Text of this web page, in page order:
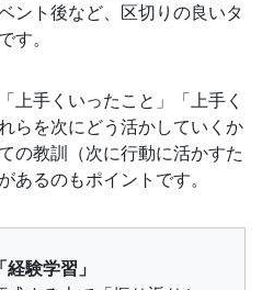
ント後など、区切りの良いタ
す。
上手くいったこと」「上手く
らを次にどう活かしていくか
の教訓（次に行動に活かすた
あるのもポイントです。
験学習」